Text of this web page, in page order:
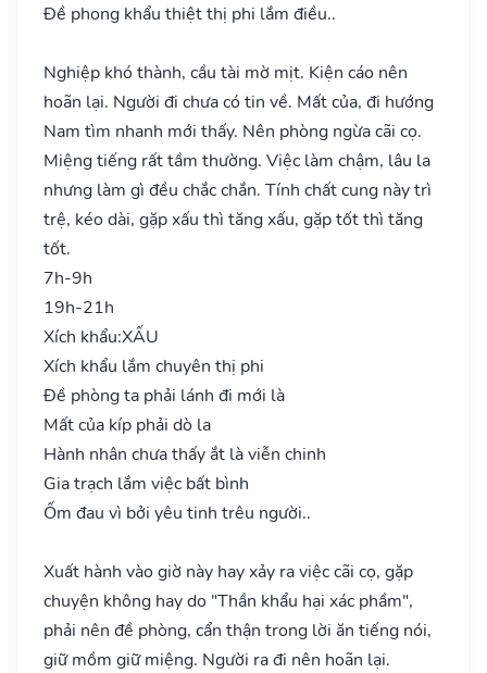
Đề phong khẩu thiệt thị phi lắm điều..
Nghiệp khó thành, cầu tài mờ mịt. Kiện cáo nên
hoãn lại. Người đi chưa có tin về. Mất của, đi hướng
Nam tìm nhanh mới thấy. Nên phòng ngừa cãi cọ.
Miệng tiếng rất tầm thường. Việc làm chậm, lâu la
nhưng làm gì đều chắc chắn. Tính chất cung này trì
trệ, kéo dài, gặp xấu thì tăng xấu, gặp tốt thì tăng
tốt.
7h-9h
19h-21h
Xích khẩu:XẤU
Xích khẩu lắm chuyên thị phi
Đề phòng ta phải lánh đi mới là
Mất của kíp phải dò la
Hành nhân chưa thấy ắt là viễn chinh
Gia trạch lắm việc bất bình
Ốm đau vì bởi yêu tinh trêu người..
Xuất hành vào giờ này hay xảy ra việc cãi cọ, gặp
chuyện không hay do "Thần khẩu hại xác phầm",
phải nên đề phòng, cẩn thận trong lời ăn tiếng nói,
giữ mồm giữ miệng. Người ra đi nên hoãn lại.